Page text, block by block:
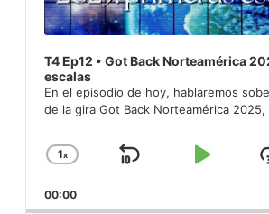
T4 Ep12 • Got Back Norteamérica
escalas
En el episodio de hoy, hablaremos
de la gira Got Back Norteamérica
Change
Rate
1x
Skip
Play
00:00